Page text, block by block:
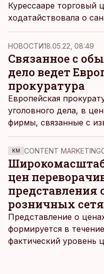
Курессааре торговый
ходатайствовала о
компания и ее
следствием по делу о
НОВОСТИ18.05.22, 08:49
Связанное с
дело ведет
прокуратура
Европейская
уголовного дела, в
фирмы, связанные с
предпринимателем с
сообщает Postimees.
KM CONTENT MARKETING
цен
представления
розничных
Представление о
формируется в
фактический уровень